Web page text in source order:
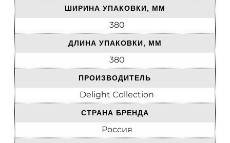
ШИРИНА УПАКОВКИ, ММ
380
ДЛИНА УПАКОВКИ, ММ
380
ПРОИЗВОДИТЕЛЬ
Delight Collection
СТРАНА БРЕНДА
Россия